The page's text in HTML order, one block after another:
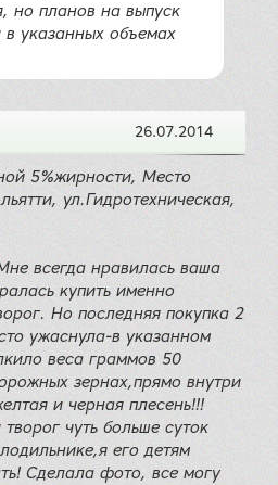
но планов на выпуск
в указанных объемах
26.07.2014
5%жирности, Место
ул.Гидротехническая,
всегда нравилась ваша
купить именно
Но последняя покупка 2
ужаснула-в указанном
веса граммов 50
зернах,прямо внутри
и черная плесень!!!
чуть больше суток
его детям
Сделала фото, все могу